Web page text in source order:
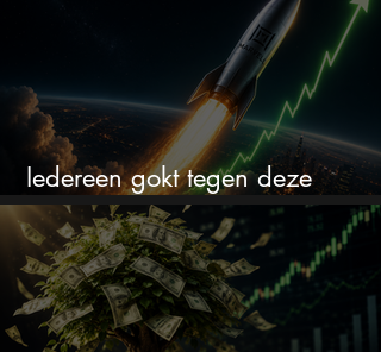
Iedereen gokt tegen deze
aandelen. Ik zou er juist 2